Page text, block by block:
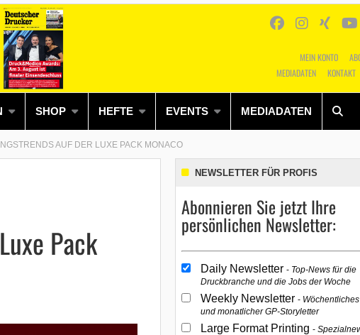
MEIN KONTO
MEDIADATEN
KONTAKT
SHOP HEFTE EVENTS MEDIADATEN
Alles Shop SUCHEN
AUF DER LUXE PACK MONACO
Pack
NEWSLETTER FÜR PROFIS
Abonnieren Sie jetzt Ihre
persönlichen Newsletter:
Daily Newsletter Top-News für die
Druckbranche und die Jobs der Woche
Weekly Newsletter
und monatlicher GP-Storyletter
Large Format Printing